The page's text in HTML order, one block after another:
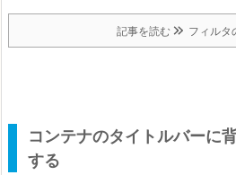
記事を読む フィルタ
コンテナのタイトルバーに
する